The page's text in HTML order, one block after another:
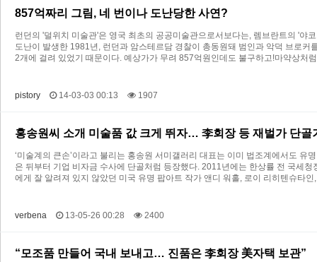
857억짜리 그림, 네 번이나 도난당한 사연?
런던의 '덜위치 미술관'은 영국 최초의 공공미술관으로서보다는, 렘브란트의 '야
도난이 발생한 1981년, 런던과 암스테르담 경찰이 총동원돼 범인과 악덕 브로
2개에 걸려 있었기 때문이다. 예상가가 무려 857억원인데도 불구하고!마약상처
pistory 14-03-03 00:13 1907
홍송원씨 소개 미술품 값 크게 뛰자… 李회장 등 재벌가 단골
‘미술계의 큰손’이라고 불리는 홍송원 서미갤러리 대표는 이미 법조계에서도
은 뒤부터 기업 비자금 수사에 단골처럼 등장했다. 2011년에는 한상률 전 국세
에게 잘 알려져 있지 않았던 미국 유명 팝아트 작가 앤디 워홀, 로이 리히텐슈타
verbena 13-05-26 00:28 2400
“모조품 만들어 국내 보내고… 진품은 李회장 美자택 보관”